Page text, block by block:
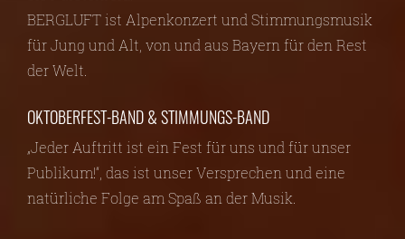
BERGLUFT ist Alpenkonzert und Stimmungsmusik
für Jung und Alt, von und aus Bayern für den Rest
der Welt.
OKTOBERFEST-BAND & STIMMUNGS-BAND
„Jeder Auftritt ist ein Fest für uns und für unser
Publikum!“, das ist unser Versprechen und eine
natürliche Folge am Spaß an der Musik.